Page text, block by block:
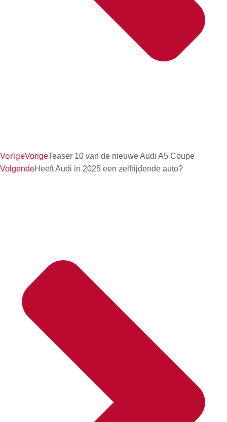
VorigeVorigeTeaser 10 van de nieuwe Audi A5 Coupe
VolgendeHeeft Audi in 2025 een zelfrijdende auto?